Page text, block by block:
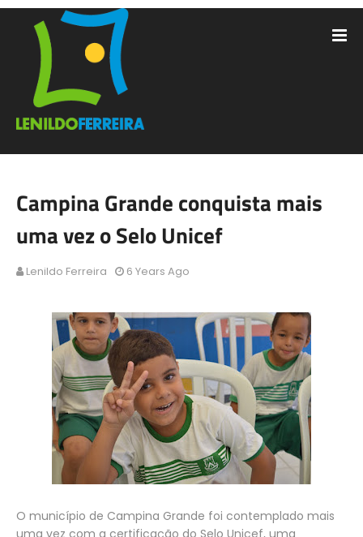
Campina Grande conquista mais
uma vez o Selo Unicef
Lenildo Ferreira 6 Years Ago
O município de Campina Grande foi contemplado mais
uma vez com a certificação do Selo Unicef, uma